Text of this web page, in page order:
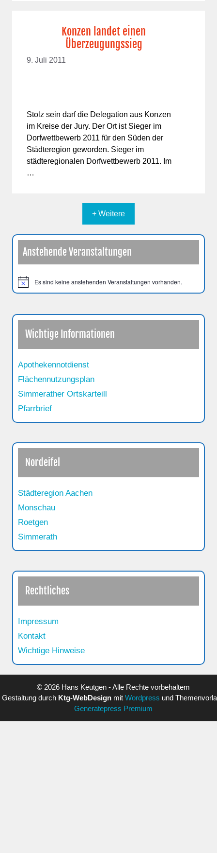
Konzen landet einen
Überzeugungssieg
9. Juli 2011
Stolz sein darf die Delegation aus Konzen
im Kreise der Jury. Der Ort ist Sieger im
Dorfwettbewerb 2011 für den Süden der
Städteregion geworden. Sieger im
städteregionalen Dorfwettbewerb 2011. Im
…
+ Weitere
Anstehende Veranstaltungen
H
i
e
Es sind keine anstehenden Veranstaltungen vorhanden.
Wichtige Informationen
Apothekennotdienst
Flächennutzungsplan
Simmerather Ortskarteill
Pfarrbrief
Nordeifel
Städteregion Aachen
Monschau
Roetgen
Simmerath
Rechtliches
Impressum
Kontakt
Wichtige Hinweise
© 2026 Hans Keutgen - Alle Rechte vorbehaltem
Gestaltung durch Ktg-WebDesign mit Wordpress und
Generatepress Premium